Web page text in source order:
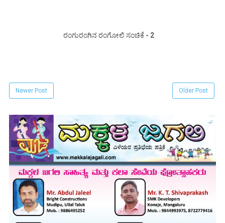
ರಂಗುರಂಗಿನ ರಂಗೋಲಿ ಸಂಚಿಕೆ - 2
Newer Post Older Post